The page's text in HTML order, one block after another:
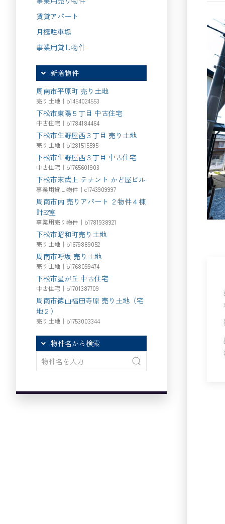
賃貸アパート
月極駐車場
事業用貸し物件
新着物件
周南市平原町 売り土地
売り土地｜b1454024553
下松市東陽５丁目 中古住宅
中古住宅｜b1784184464
下松市生野屋西３丁目 売り土地
売り土地｜b1281515595
下松市生野屋西３丁目 中古住宅
中古住宅｜b1765601903
下松市末武上 テナント かど屋ビル
事業用貸し物件｜c1743909997
周南市内 売りアパート ２物件４棟
計52室
事業用売り物件｜b1781938921
下松市昭和町売り土地
売り土地｜b1679889052
周南市呼坂 売り土地
売り土地｜b1768099474
下松市星が丘 中古住宅
中古住宅｜b1701387709
周南市徳山福田寺原 売り土地（宅
地２）
売り土地｜b1753003344
物件名から検索